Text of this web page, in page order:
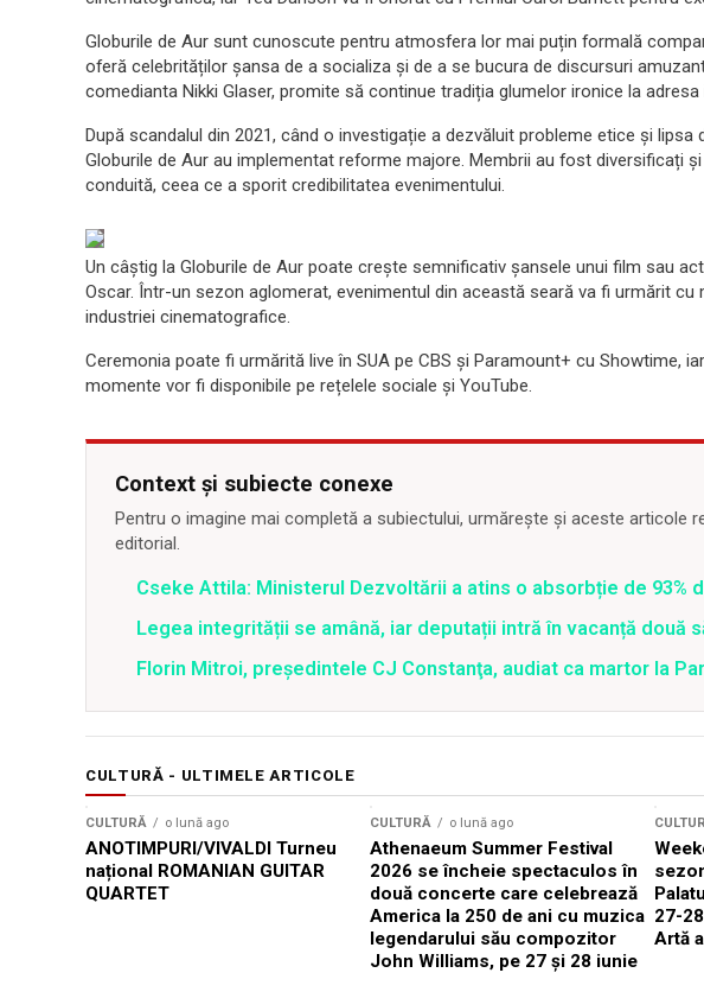
Globurile de Aur sunt cunoscute pentru atmosfera lor mai puțin formală
oferă celebrităților șansa de a socializa și de a se bucura de discursuri
comedianta Nikki Glaser, promite să continue tradiția glumelor ironice la
După scandalul din 2021, când o investigație a dezvăluit probleme etice și lipsa
Globurile de Aur au implementat reforme majore. Membrii au fost diversificați
conduită, ceea ce a sporit credibilitatea evenimentului.
Un câștig la Globurile de Aur poate crește semnificativ șansele unui film sau
Oscar. Într-un sezon aglomerat, evenimentul din această seară va fi urmărit cu
industriei cinematografice.
Ceremonia poate fi urmărită live în SUA pe CBS și Paramount+ cu Showtime,
momente vor fi disponibile pe rețelele sociale și YouTube.
Context și subiecte conexe
Pentru o imagine mai completă a subiectului, urmărește și aceste articole
editorial.
Cseke Attila: Ministerul Dezvoltării a atins o absorbție de 93%
Legea integrității se amână, iar deputații intră în vacanță două
Florin Mitroi, preşedintele CJ Constanţa, audiat ca martor la
CULTURĂ - ULTIMELE ARTICOLE
CULTURĂ o lună ago
ANOTIMPURI/VIVALDI Turneu
național ROMANIAN GUITAR
QUARTET
CULTURĂ o lună ago
Athenaeum Summer Festival
2026 se încheie spectaculos în
două concerte care celebrează
America la 250 de ani cu muzica
legendarului său compozitor
John Williams, pe 27 și 28 iunie
27-
Artă